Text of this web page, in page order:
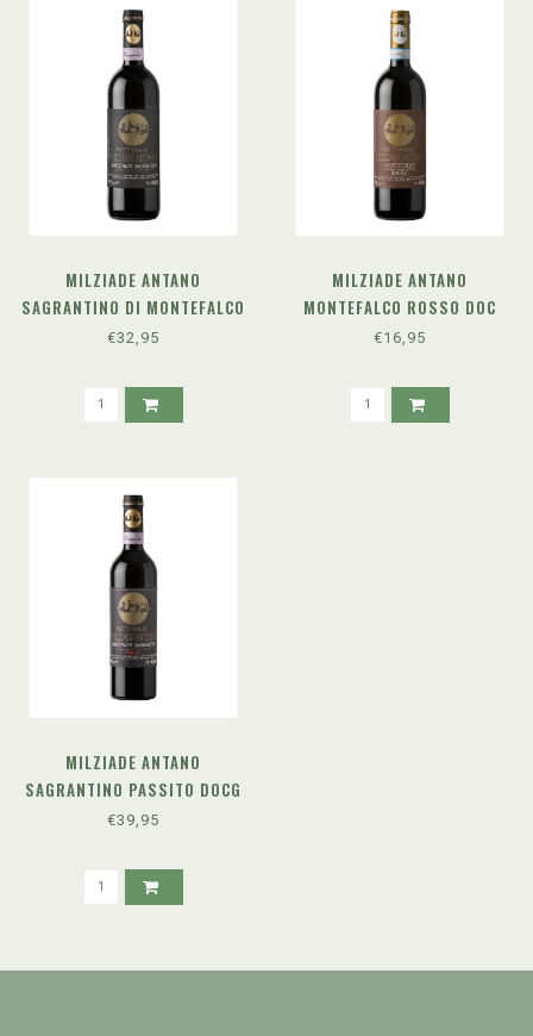
MILZIADE ANTANO
SAGRANTINO DI MONTEFALCO
DOCG (2021)
€32,95
MILZIADE ANTANO
MONTEFALCO ROSSO DOC
(2023)
€16,95
MILZIADE ANTANO
SAGRANTINO PASSITO DOCG
(2019)
€39,95